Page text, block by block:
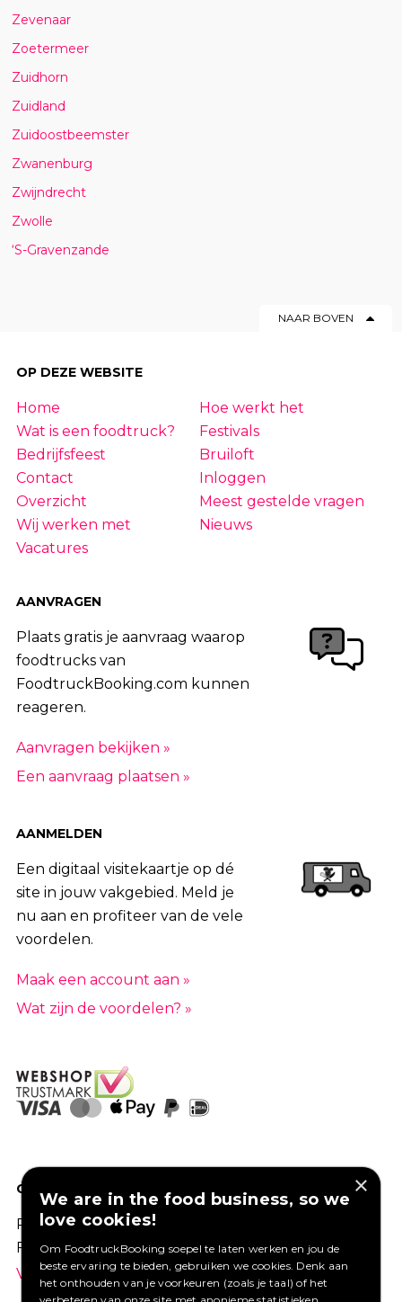
Zevenaar
Zoetermeer
Zuidhorn
Zuidland
Zuidoostbeemster
Zwanenburg
Zwijndrecht
Zwolle
‘S-Gravenzande
NAAR BOVEN
OP DEZE WEBSITE
Home
Hoe werkt het
Wat is een foodtruck?
Festivals
Bedrijfsfeest
Bruiloft
Contact
Inloggen
Overzicht
Meest gestelde vragen
Wij werken met
Nieuws
Vacatures
AANVRAGEN
Plaats gratis je aanvraag waarop
foodtrucks van
FoodtruckBooking.com kunnen
reageren.
Aanvragen bekijken »
Een aanvraag plaatsen »
AANMELDEN
Een digitaal visitekaartje op dé
site in jouw vakgebied. Meld je
nu aan en profiteer van de vele
voordelen.
Maak een account aan »
Wat zijn de voordelen? »
GOED VERZEKERD ONDERNEMEN?
Profiteer van een aantrekkelijke premie via
Foodtruckbooking.
Vraag een offerte aan.
×
We are in the food business, so we
love cookies!
Om FoodtruckBooking soepel te laten werken en jou de
beste ervaring te bieden, gebruiken we cookies. Denk aan
het onthouden van je voorkeuren (zoals je taal) of het